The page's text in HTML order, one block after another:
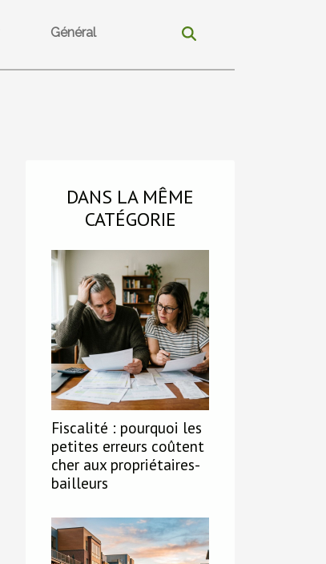
Général
DANS LA MÊME
CATÉGORIE
Fiscalité : pourquoi les
petites erreurs coûtent
cher aux propriétaires-
bailleurs